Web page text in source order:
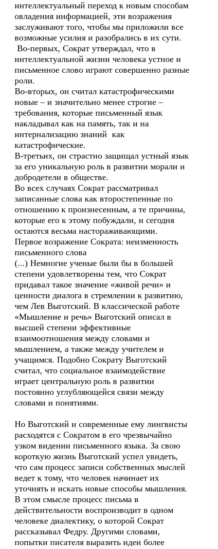
интеллектуальный переход к новым способам
овладения информацией, эти возражения
заслуживают того, чтобы мы приложили все
возможные усилия и разобрались в их сути.
Во-первых, Сократ утверждал, что в
интеллектуальной жизни человека устное и
письменное слово играют совершенно разные
роли.
Во-вторых, он считал катастрофическими
новые – и значительно менее строгие –
требования, которые письменный язык
накладывал как на память, так и на
интернализацию знаний как
катастрофические.
В-третьих, он страстно защищал устный язык
за его уникальную роль в развитии морали и
добродетели в обществе.
Во всех случаях Сократ рассматривал
записанные слова как второстепенные по
отношению к произнесенным, а те причины,
которые его к этому побуждали, и сегодня
остаются весьма настораживающими.
Первое возражение Сократа: неизменность
письменного слова
(...) Немногие ученые были бы в большей
степени удовлетворены тем, что Сократ
придавал такое значение «живой речи» и
ценности диалога в стремлении к развитию,
чем Лев Выготский. В классической работе
«Мышление и речь» Выготский описал в
высшей степени эффективные
взаимоотношения между словами и
мышлением, а также между учителем и
учащимся. Подобно Сократу Выготский
считал, что социальное взаимодействие
играет центральную роль в развитии
постоянно углубляющейся связи между
словами и понятиями.
Но Выготский и современные ему лингвисты
расходятся с Сократом в его чрезвычайно
узком видении письменного языка. За свою
короткую жизнь Выготский успел увидеть,
что сам процесс записи собственных мыслей
ведет к тому, что человек начинает их
уточнять и искать новые способы мышления.
В этом смысле процесс письма в
действительности воспроизводит в одном
человеке диалектику, о которой Сократ
рассказывал Федру. Другими словами,
попытки писателя выразить идеи более